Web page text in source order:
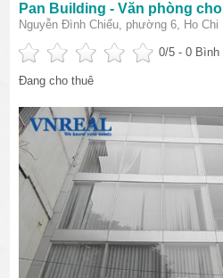
Pan Building - Văn phòng
Nguyễn Đình Chiểu, phường 6, Ho Chi
0/5 -0
Đang cho thuê